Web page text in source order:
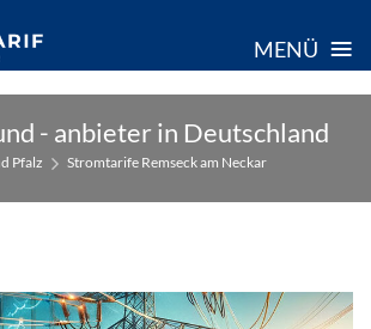
MENÜ ≡
- anbieter in Deutschland
Pfalz Stromtarife Remseck am Neckar